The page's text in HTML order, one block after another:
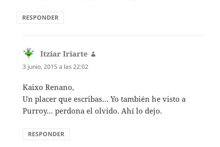
RESPONDER
Itziar Iriarte
3 junio, 2015 a las 22:02
Kaixo Renano,
Un placer que escribas… Yo también he visto a
Purroy… perdona el olvido. Ahí lo dejo.
RESPONDER